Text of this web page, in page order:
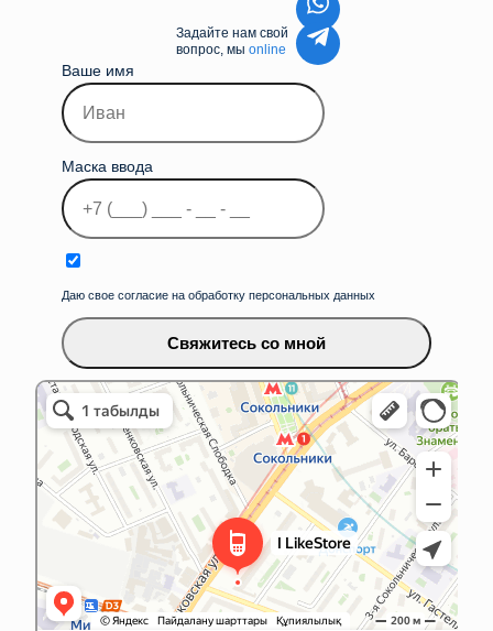
Задайте нам свой
вопрос, мы online
Ваше имя
Маска ввода
Даю свое согласие на обработку персональных данных
Свяжитесь со мной
iLikeService&Store
Ремонт телефонов в Москве
Товары для мобильных телефонов в Москве